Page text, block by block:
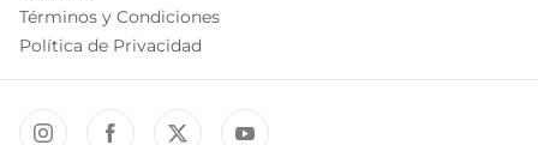
Términos y Condiciones
Política de Privacidad